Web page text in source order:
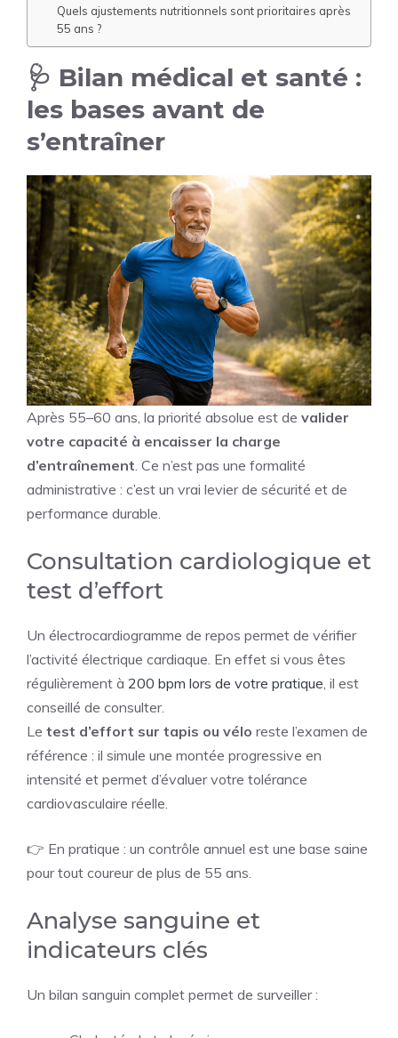
Quels ajustements nutritionnels sont prioritaires après
55 ans ?
🩺 Bilan médical et santé :
les bases avant de
s’entraîner
Après 55–60 ans, la priorité absolue est de valider
votre capacité à encaisser la charge
d’entraînement . Ce n’est pas une formalité
administrative : c’est un vrai levier de sécurité et de
performance durable.
Consultation cardiologique et
test d’effort
Un électrocardiogramme de repos permet de vérifier
l’activité électrique cardiaque. En effet si vous êtes
régulièrement à 200 bpm lors de votre pratique , il est
conseillé de consulter.
Le test d’effort sur tapis ou vélo reste l’examen de
référence : il simule une montée progressive en
intensité et permet d’évaluer votre tolérance
cardiovasculaire réelle.
👉 En pratique : un contrôle annuel est une base saine
pour tout coureur de plus de 55 ans.
Analyse sanguine et
indicateurs clés
Un bilan sanguin complet permet de surveiller :